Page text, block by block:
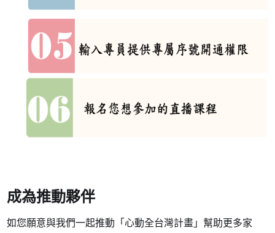
成為推動夥伴
如您願意與我們一起推動「心動全台灣計畫」幫助更多家